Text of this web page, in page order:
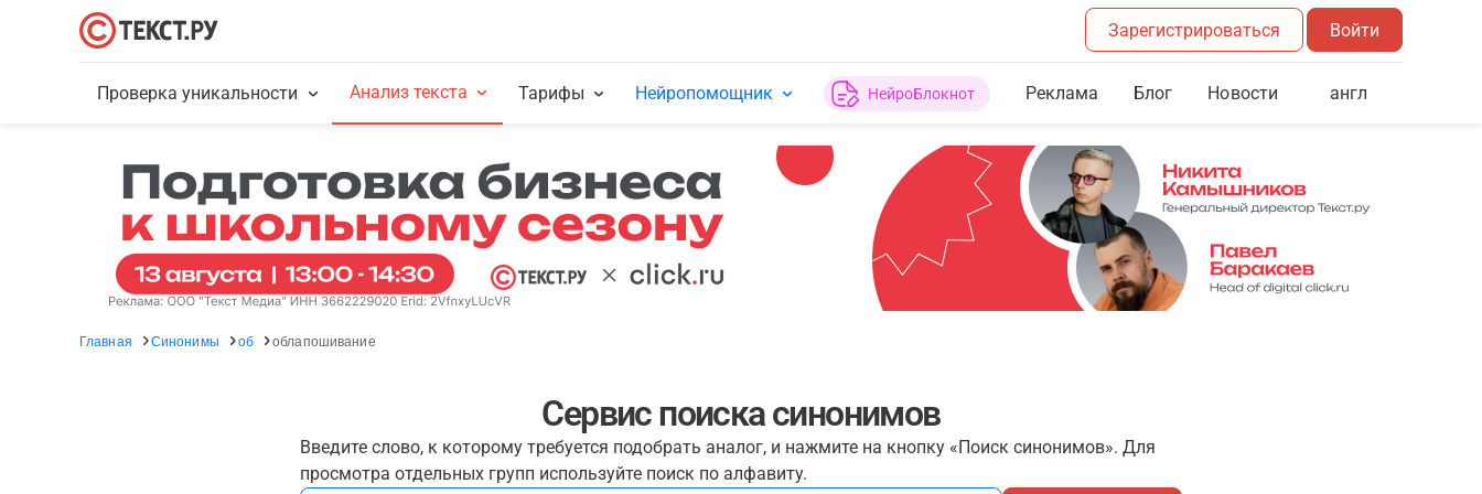
Зарегистрироваться Войти
Проверка уникальности Анализ текста Тарифы Нейропомощник НейроБлокнот Реклама Блог Новости англ
Главная Синонимы об облапошивание
Сервис поиска синонимов
Введите слово, к которому требуется подобрать аналог, и нажмите на кнопку «Поиск синонимов». Для
просмотра отдельных групп используйте поиск по алфавиту.